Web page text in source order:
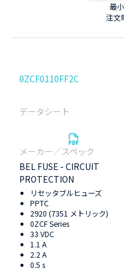
最
注文
0ZCF0110FF2C
BEL FUSE - CIRCUIT
PROTECTION
リセッタブルヒューズ
PPTC
2920 (7351 メトリック)
0ZCF Series
33 VDC
1.1 A
2.2 A
0.5 s